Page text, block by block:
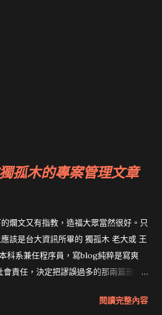
孤木的專案管理文章
爛文又有指教，造福大眾當然很好。只
該是台大資訊所畢的 獨孤木 老大或 王
科系兼任程序員，寫blog純粹是寫爽
責任，決定把謬誤過多的那兩篇刪
實在太深，引經據典，在下才疏學淺，
閱讀完整內容